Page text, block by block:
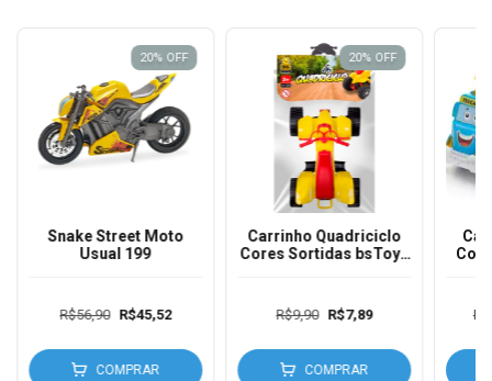
20% OFF
Snake Street Moto
Usual 199
R$56,90 R$45,52
COMPRAR
20% OFF
Carrinho Quadriciclo
Cores Sortidas bsToys
R$9,90 R$7,89
COMPRAR